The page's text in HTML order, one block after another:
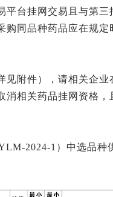
台挂网交易且与第三
同品种药品应在规定
附件），请相关企业
消相关药品挂网资格，
2024-1）中选品种